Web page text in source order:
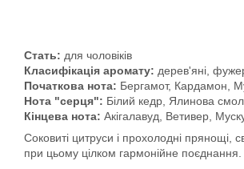
Стать: для чоловіків
Класифікація аромату: дерев'яні,
Початкова нота: Бергамот, Кардамон,
Нота "серця": Білий кедр, Ялинова
Кінцева нота: Акігалавуд, Ветивер,
Соковиті цитруси і прохолодні прянощі,
при цьому цілком гармонійне